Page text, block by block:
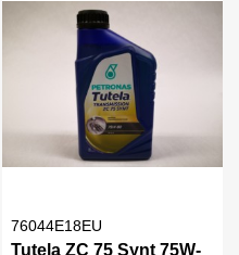
76044E18EU
Tutela ZC 75 Synt 75W-